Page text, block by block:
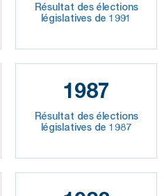
Résultat des élections
législatives de 1991
1987
Résultat des élections
législatives de 1987